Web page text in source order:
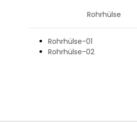
Rohrhülse
Rohrhülse-01
Rohrhülse-02